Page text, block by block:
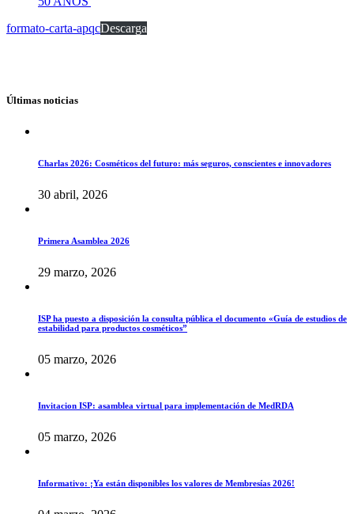
formato-carta-apqcDescarga
Últimas noticias
Charlas 2026: Cosméticos del futuro: más seguros, conscientes e innovadores
30 abril, 2026
Primera Asamblea 2026
29 marzo, 2026
ISP ha puesto a disposición la consulta pública el documento «Guía de estudios de
estabilidad para productos cosméticos”
05 marzo, 2026
Invitacion ISP: asamblea virtual para implementación de MedRDA
05 marzo, 2026
Informativo: ¡Ya están disponibles los valores de Membresías 2026!